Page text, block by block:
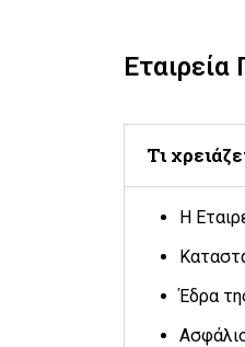
Εταιρεία
Τι
Η
Έδρα